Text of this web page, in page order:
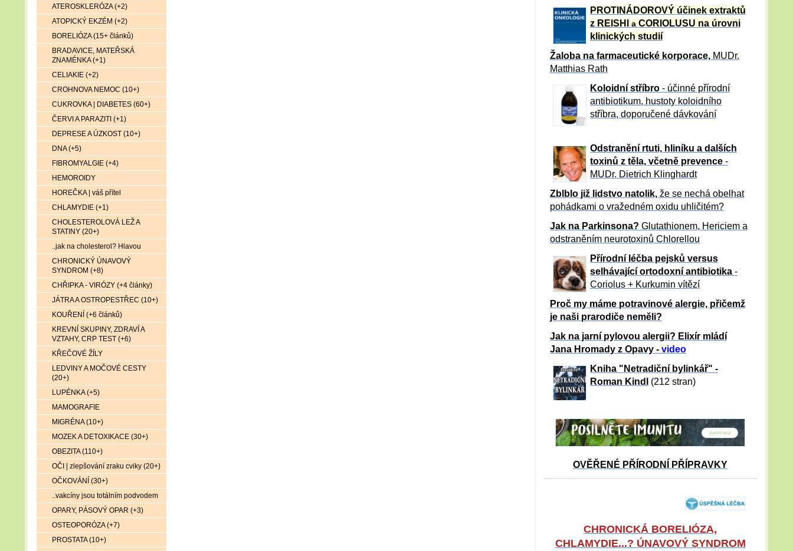
PROTINÁDOROVÝ účinek extraktů
z REISHI a CORIOLUSU na úrovni
klinických studií
Žaloba na farmaceutické korporace, MUDr.
Matthias Rath
Koloidní stříbro- účinné přírodní
antibiotikum, hustoty koloidního
stříbra, doporučené dávkování
Odstranění rtuti, hliníku a dalších
toxinů z těla, včetně prevence -
MUDr. Dietrich Klinghardt
Zblblo již lidstvo natolik, že se nechá obelhat
pohádkami o vražedném oxidu uhličitém?
Jak na Parkinsona? Glutathionem, Hericiem a
odstraněním neurotoxinů Chlorellou
Přírodní léčba pejsků versus
selhávající ortodoxní antibiotika -
Coriolus + Kurkumin vítězí
Proč my máme potravinové alergie, přičemž
je naši prarodiče neměli?
Jak na jarní pylovou alergii? Elixír mládí
Jana Hromady z Opavy - video
Kniha "Netradiční bylinkář" -
Roman Kindl
(212 stran)
OVĚŘENÉ PŘÍRODNÍ PŘÍPRAVKY
CHRONICKÁ BORELIÓZA,
CHLAMYDIE...? ÚNAVOVÝ SYNDROM
ATEROSKLERÓZA (+2)
ATOPICKÝ EKZÉM (+2)
BORELIÓZA (15+ článků)
BRADAVICE, MATEŘSKÁ
ZNAMÉNKA (+1)
CELIAKIE (+2)
CROHNOVA NEMOC (10+)
CUKROVKA | DIABETES (60+)
ČERVI A PARAZITI (+1)
DEPRESE A ÚZKOST (10+)
DNA (+5)
FIBROMYALGIE (+4)
HEMOROIDY
HOREČKA | váš přítel
CHLAMYDIE (+1)
CHOLESTEROLOVÁ LEŽ A
STATINY (20+)
..jak na cholesterol? Hlavou
CHRONICKÝ ÚNAVOVÝ
SYNDROM (+8)
CHŘIPKA - VIRÓZY (+4 články)
JÁTRA A OSTROPESTŘEC (10+)
KOUŘENÍ (+6 článků)
KREVNÍ SKUPINY, ZDRAVÍ A
VZTAHY, CRP TEST (+6)
KŘEČOVÉ ŽÍLY
LEDVINY A MOČOVÉ CESTY
(20+)
LUPÉNKA (+5)
MAMOGRAFIE
MIGRÉNA (10+)
MOZEK A DETOXIKACE (30+)
OBEZITA (110+)
OČI | zlepšování zraku cviky (20+)
OČKOVÁNÍ (30+)
..vakcíny jsou totálním podvodem
OPARY, PÁSOVÝ OPAR (+3)
OSTEOPORÓZA (+7)
PROSTATA (10+)